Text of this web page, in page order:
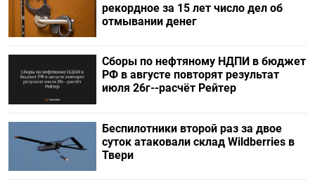
рекордное за 15 лет число дел об
отмывании денег
Сборы по нефтяному НДПИ в бюджет
РФ в августе повторят результат
июля 26г--расчёт Рейтер
Беспилотники второй раз за двое
суток атаковали склад Wildberries в
Твери